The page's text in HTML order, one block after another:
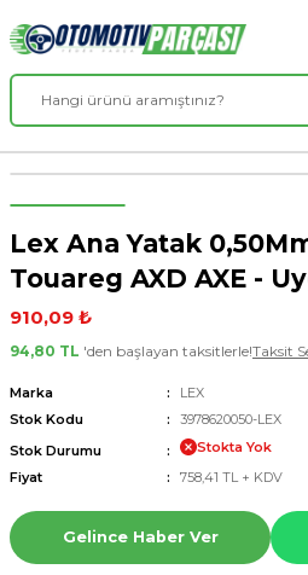
Lex Ana Yatak
Touareg AXD AXE -
910,09 ₺
94,80 TL 'den başlayan taksitlerle!Taksit
Marka
LEX
Stok Kodu
3978620050-LEX
Stok Durumu
Stokta Yok
Fiyat
758,41 TL + KDV
Gelince Haber Ver